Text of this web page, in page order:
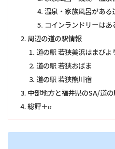
温泉・家族風呂がある
コインランドリーはあ
周辺の道の駅情報
道の駅 若狭美浜はまびよ
道の駅 若狭おばま
道の駅 若狭熊川宿
中部地方と福井県のSA/道
総評＋α